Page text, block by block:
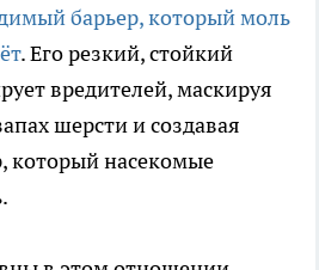
барьер, который моль
. Его резкий, стойкий
вредителей, маскируя
шерсти и создавая
который насекомые